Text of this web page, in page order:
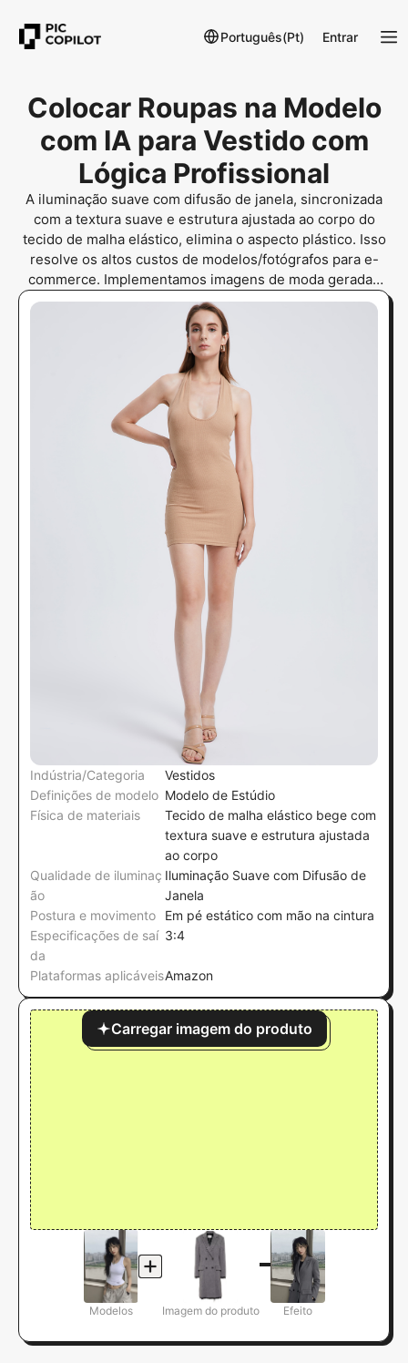
Português(Pt) Entrar
Colocar Roupas na Modelo
com IA para Vestido com
Lógica Profissional
A iluminação suave com difusão de janela, sincronizada
com a textura suave e estrutura ajustada ao corpo do
tecido de malha elástico, elimina o aspecto plástico. Isso
resolve os altos custos de modelos/fotógrafos para e-
commerce. Implementamos imagens de moda geradas
por IA para modelo virtual para roupas por meio de
gerador de fotos de modelos.
Indústria/Categoria
Vestidos
Definições de modelo Modelo de Estúdio
Física de materiais
Tecido de malha elástico bege com
textura suave e estrutura ajustada
ao corpo
Qualidade de iluminaç
ão
Iluminação Suave com Difusão de
Janela
Postura e movimento
Em pé estático com mão na cintura
Especificações de saí
da
3:4
Plataformas aplicáveisAmazon
Carregar imagem do produto
Modelos Imagem do produto Efeito